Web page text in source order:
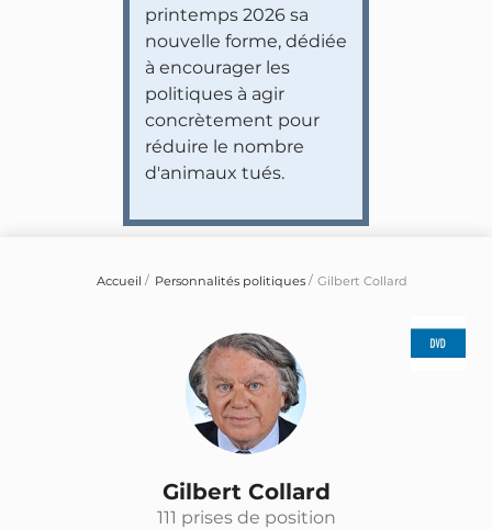
printemps 2026 sa
nouvelle forme, dédiée
à encourager les
politiques à agir
concrètement pour
réduire le nombre
d'animaux tués.
Accueil Personnalités politiques Gilbert Collard
Gilbert Collard
111 prises de position